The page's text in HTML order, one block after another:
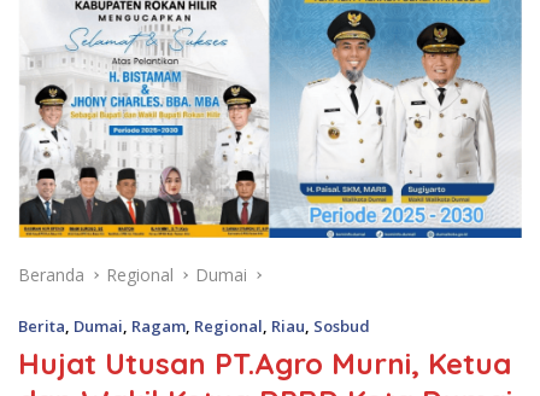
Beranda Regional Dumai
Berita Dumai Ragam Regional Riau Sosbud
Hujat Utusan PT.Agro Murni, Ketua